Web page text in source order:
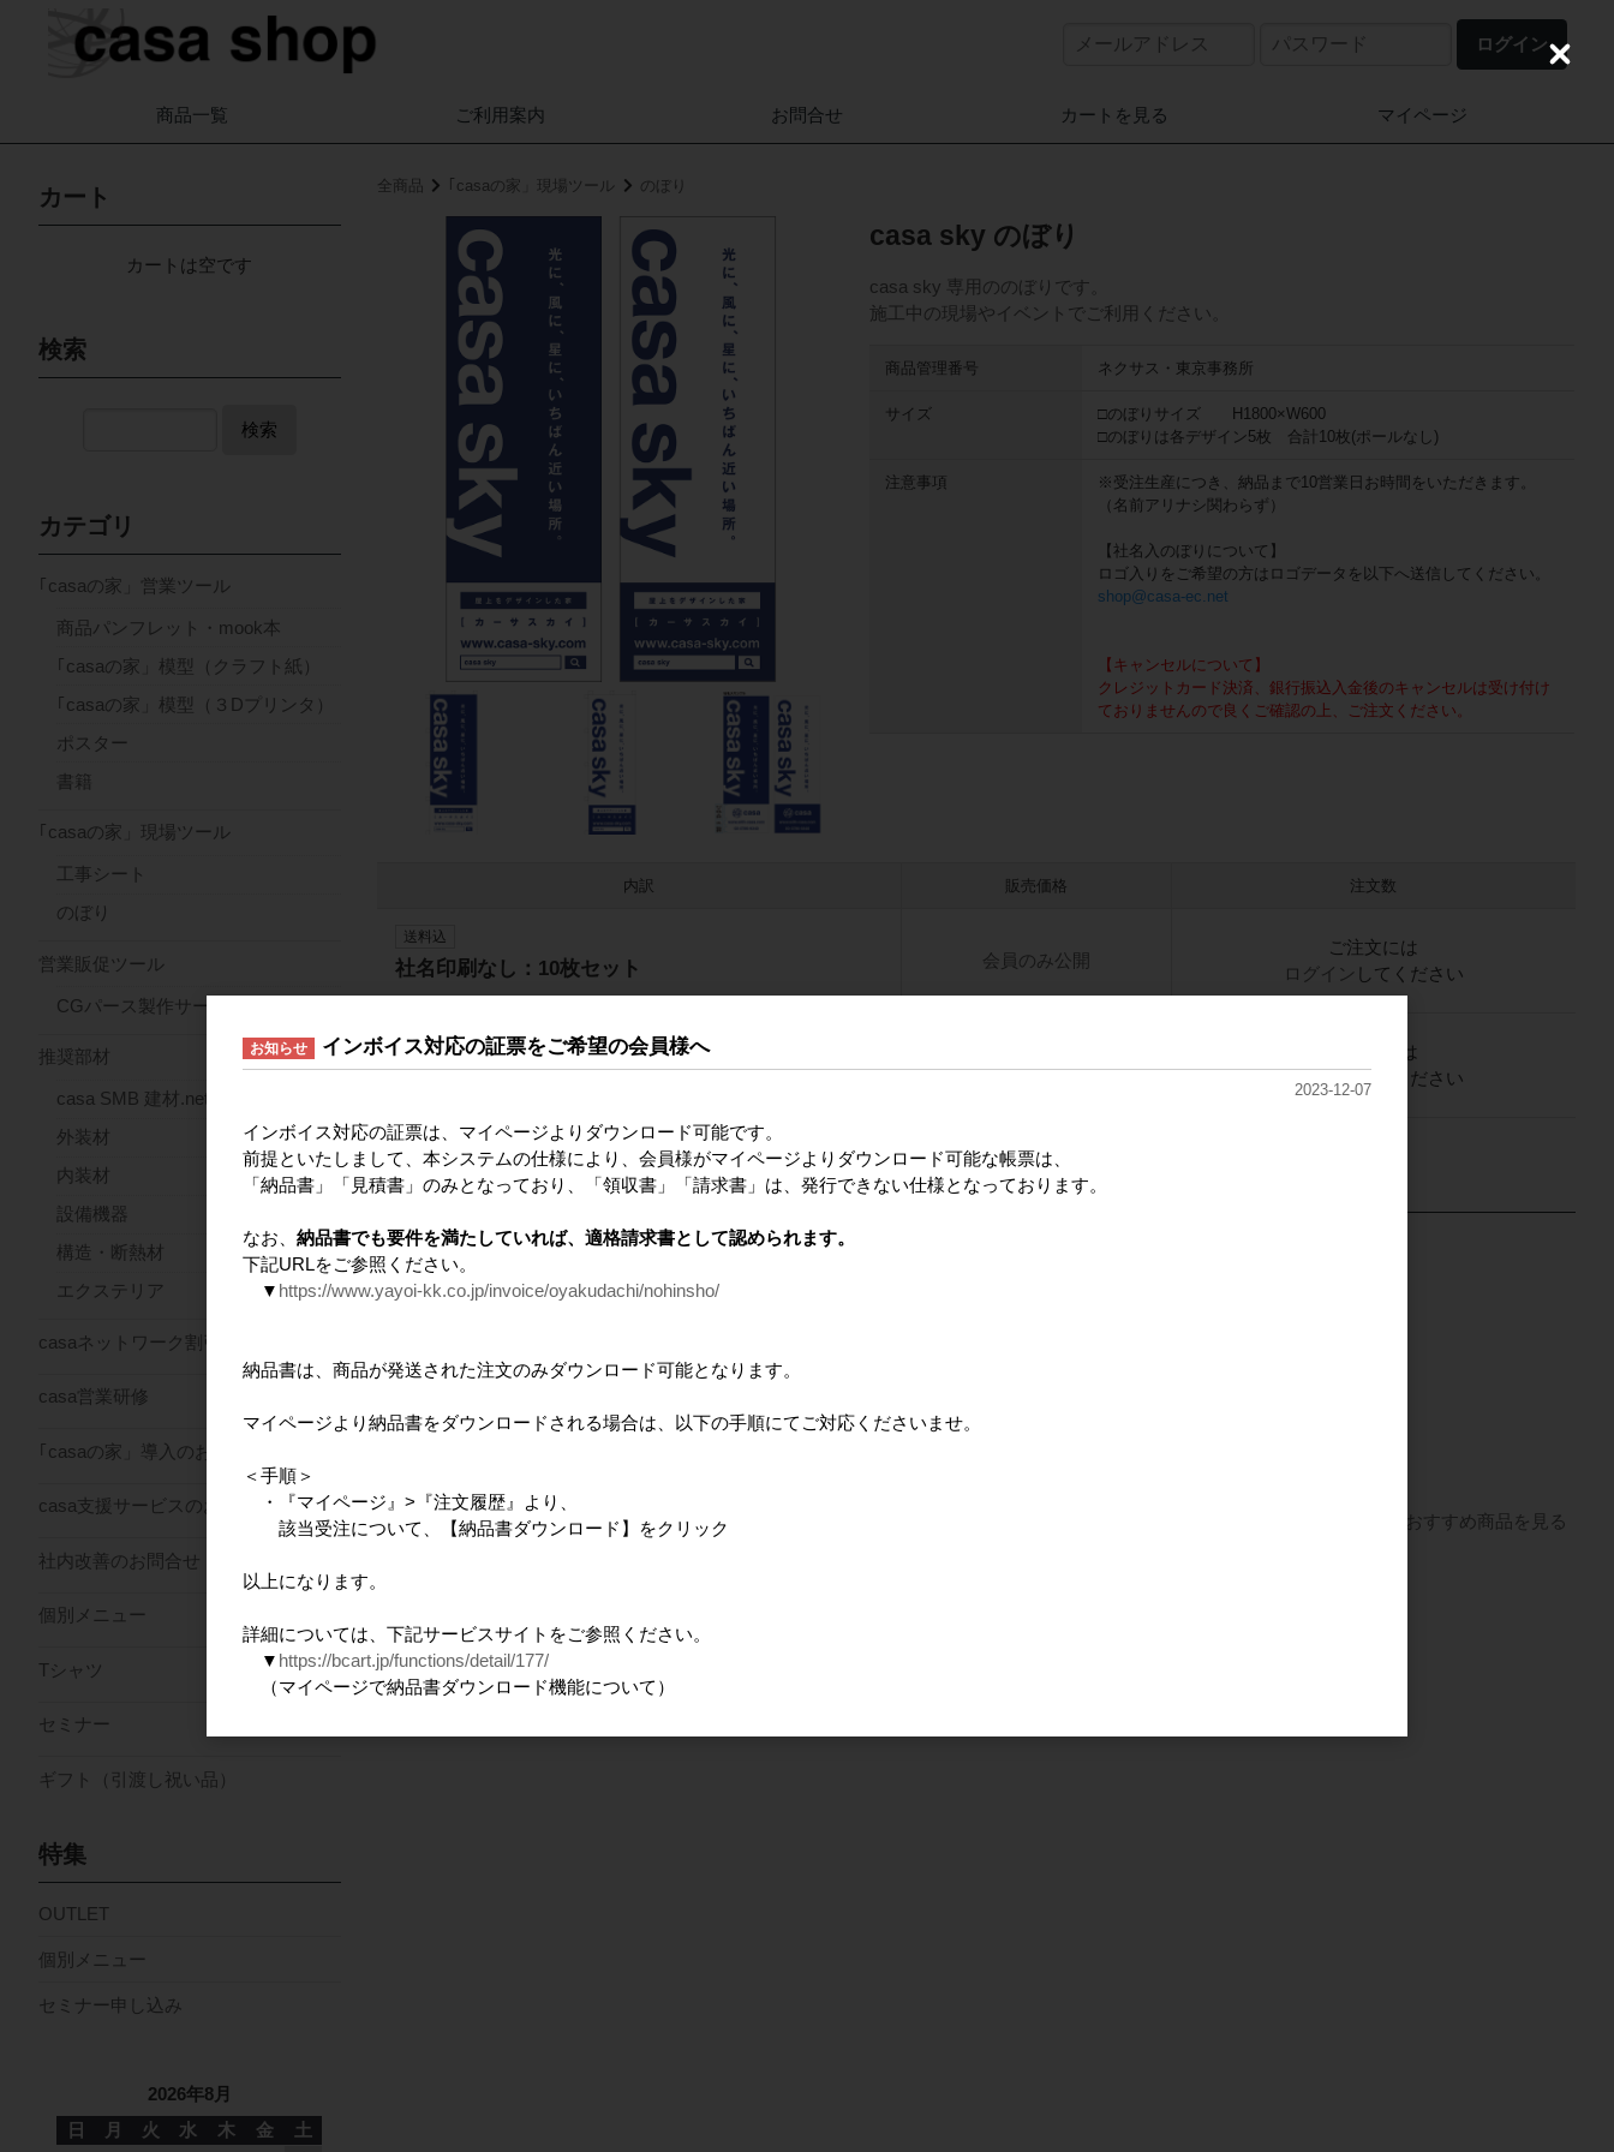
ログイン
商品一覧 ご利用案内 お問合せ カートを見る マイページ
全商品 ｢casaの家」現場ツール のぼり
casa sky のぼり
casa sky 専用ののぼりです。
施工中の現場やイベントでご利用ください。
商品管理番号 ネクサス・東京事務所
サイズ
□のぼりサイズ H1800×W600
□のぼりは各デザイン5枚 合計10枚(ポールなし)
注意事項
※受注生産につき、納品まで10営業日お時間をいただきます。
（名前アリナシ関わらず）
【社名入のぼりについて】
ロゴ入りをご希望の方はロゴデータを以下へ送信してください。
shop@casa-ec.net
【キャンセルについて】
クレジットカード決済、銀行振込入金後のキャンセルは受け付け
ておりませんので良くご確認の上、ご注文ください。
内訳 販売価格 注文数
送料込
社名印刷なし：10枚セット 会員のみ公開
ご注文には
ログイン してください
送料込
社名印刷あり：10枚セット 会員のみ公開
ご注文には
してください
おすすめ商品
design casa クラフト模
MANAITA（自社ロゴ入
casa todo パンフレット
すべてのおすすめ商品を見る
カート
カートは空です
検索
検索
カテゴリ
｢casaの家」営業ツール
商品パンフレット・mook本
｢casaの家」模型（クラフト紙）
｢casaの家」模型（３Dプリンタ）
ポスター
書籍
｢casaの家」現場ツール
工事シート
のぼり
営業販促ツール
CGパース製作サービス
推奨部材
casa SMB 建材.net
外装材
内装材
設備機器
構造・断熱材
エクステリア
casaネットワーク割引サービス
casa営業研修
｢casaの家」導入のお問合せ
casa支援サービスのお問合せ
社内改善のお問合せ
個別メニュー
Tシャツ
セミナー
ギフト（引渡し祝い品）
特集
OUTLET
個別メニュー
セミナー申し込み
2026年8月
日
月 火 水 木 金
土
お知らせ インボイス対応の証票をご希望の会員様へ
2023-12-07
インボイス対応の証票は、マイページよりダウンロード可能です。
前提といたしまして、本システムの仕様により、会員様がマイページよりダウンロード可能な帳票は、
「納品書」「見積書」のみとなっており、「領収書」「請求書」は、発行できない仕様となっております。
なお、 納品書でも要件を満たしていれば、適格請求書として認められます。
下記URLをご参照ください。
▼ https://www.yayoi-kk.co.jp/invoice/oyakudachi/nohinsho/
納品書は、商品が発送された注文のみダウンロード可能となります。
マイページより納品書をダウンロードされる場合は、以下の手順にてご対応くださいませ。
＜手順＞
・『マイページ』>『注文履歴』より、
該当受注について、【納品書ダウンロード】をクリック
以上になります。
詳細については、下記サービスサイトをご参照ください。
▼ https://bcart.jp/functions/detail/177/
（マイページで納品書ダウンロード機能について）
C
e